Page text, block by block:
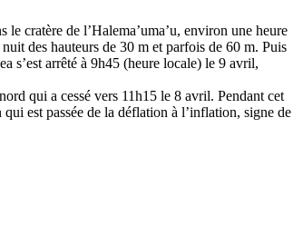
cratère de l’Halema’uma’u, environ une heure
des hauteurs de 30 m et parfois de 60 m. Puis
s’est arrêté à 9h45 (heure locale) le 9 avril,
qui a cessé vers 11h15 le 8 avril. Pendant cet
est passée de la déflation à l’inflation, signe de